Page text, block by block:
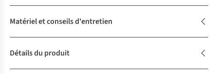
Matériel et conseils d'entretien
Détails du produit